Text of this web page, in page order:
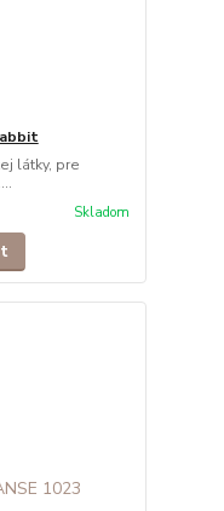
látky, pre
Skladom